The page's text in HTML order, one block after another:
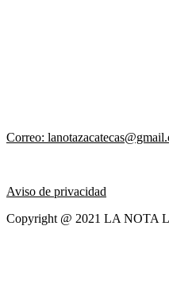
Correo:
Aviso de privacidad
Copyright @ 2021 LA NOTA